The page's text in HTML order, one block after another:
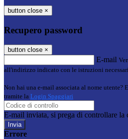
button close ×
Recupero password
button close ×
E-mail
all'indirizzo indicato con le istruzioni
Non hai una e-mail associata al nome utente?
tramite la Login Spaggiari
E-mail inviata, si prega di controllare la
Errore